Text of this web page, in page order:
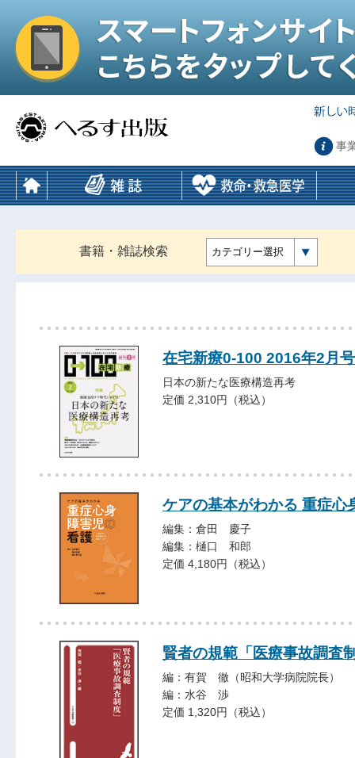
事
書籍・雑誌検索 カテゴリー選択
在宅新療0-100 2016年2月号
日本の新たな医療構造再考
定価 2,310円（税込）
ケアの基本がわかる 重症心
編集：倉田 慶子
編集：樋口 和郎
定価 4,180円（税込）
賢者の規範「医療事故調査
編：有賀 徹（昭和大学病院院長）
編：水谷 渉
定価 1,320円（税込）